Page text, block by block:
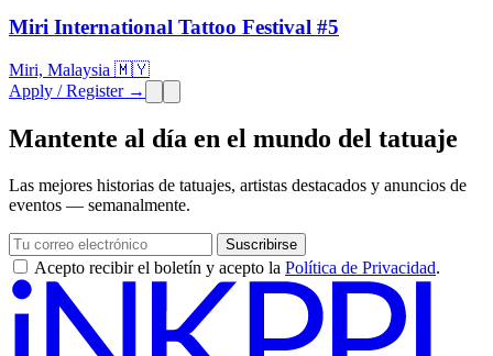
Miri International Tattoo Festival #5
Miri, Malaysia 🇲🇾
Apply / Register →
Mantente al día en el mundo del tatuaje
Las mejores historias de tatuajes, artistas destacados y anuncios de
eventos — semanalmente.
Suscribirse
Acepto recibir el boletín y acepto la Política de Privacidad.